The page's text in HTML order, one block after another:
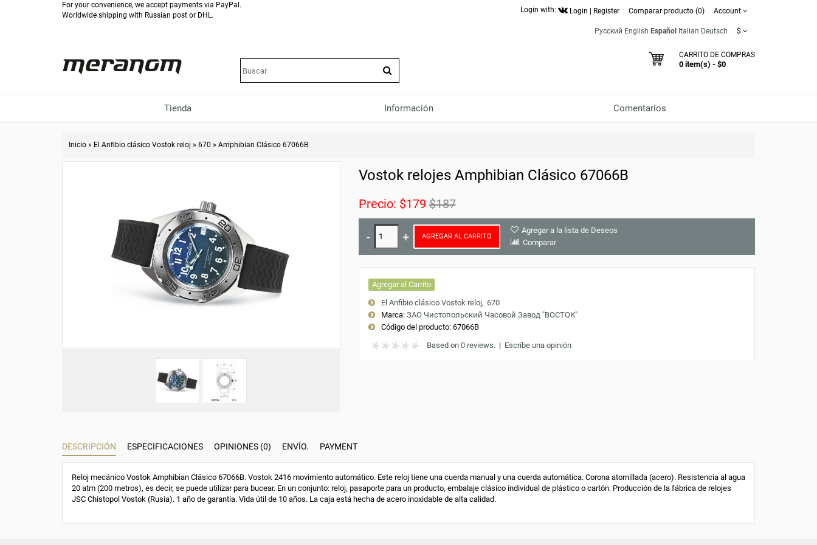
For your convenience, we accept payments via PayPal.
Worldwide shipping with Russian post or DHL.
Login with: Login Register Comparar producto (0) Account
Русский English Español Italian Deutsch $
CARRITO DE COMPRAS
0 item(s) - $0
Tienda Información Comentarios
Inicio » El Anfibio clásico Vostok reloj » 670 » Amphibian Clásico 67066B
Vostok relojes Amphibian Clásico 67066B
Precio: $179 $187
AGREGAR AL CARRITO
Agregar a la lista de Deseos
Comparar
Agregar al Carrito
El Anfibio clásico Vostok reloj 670
Marca: ЗАО Чистопольский Часовой Завод "ВОСТОК"
Código del producto:67066B
Based on 0 reviews.| Escribe una opinión
DESCRIPCIÓN ESPECIFICACIONES OPINIONES (0) ENVÍO. PAYMENT
Reloj mecánico Vostok Amphibian Clásico 67066B. Vostok 2416 movimiento automático. Este reloj tiene una cuerda manual y una cuerda automática. Corona atornillada (acero). Resistencia al agua
20 atm (200 metros), es decir, se puede utilizar para bucear. En un conjunto: reloj, pasaporte para un producto, embalaje clásico individual de plástico o cartón. Producción de la fábrica de relojes
JSC Chistopol Vostok (Rusia). 1 año de garantía. Vida útil de 10 años. La caja está hecha de acero inoxidable de alta calidad.